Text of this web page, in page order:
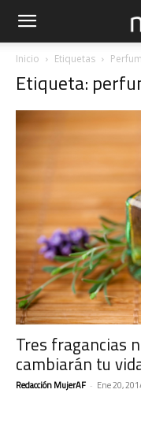
Inicio Etiquetas
Etiqueta:
Tres fragancias
cambiarán tu
Redacción MujerAF - Ene 20,